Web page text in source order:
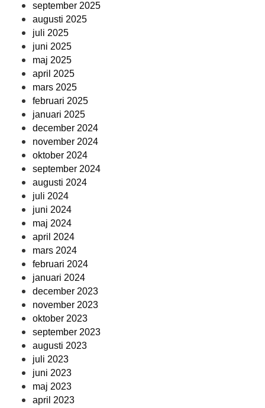
september 2025
augusti 2025
juli 2025
juni 2025
maj 2025
april 2025
mars 2025
februari 2025
januari 2025
december 2024
november 2024
oktober 2024
september 2024
augusti 2024
juli 2024
juni 2024
maj 2024
april 2024
mars 2024
februari 2024
januari 2024
december 2023
november 2023
oktober 2023
september 2023
augusti 2023
juli 2023
juni 2023
maj 2023
april 2023